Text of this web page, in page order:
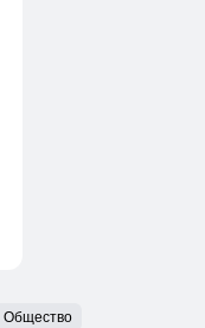
Общество